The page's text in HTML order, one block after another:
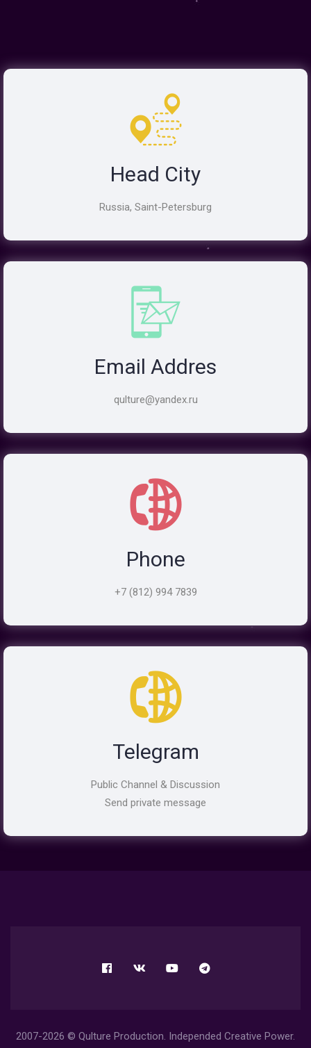
Head City
Russia, Saint-Petersburg
Email Addres
qulture@yandex.ru
Phone
+7 (812) 994 7839
Telegram
Public Channel & Discussion
Send private message
2007-2026 © Qulture Production. Independed Creative Power.